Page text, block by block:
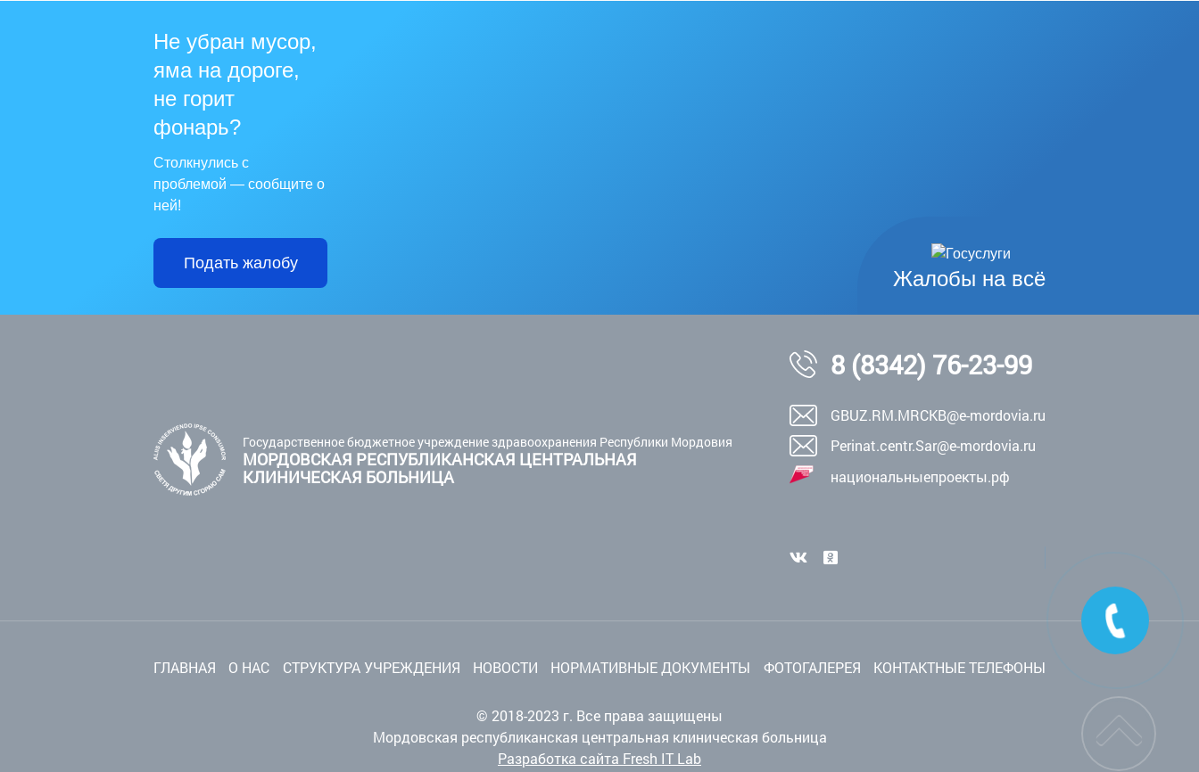
Жалобы на всё
Не убран мусор,
яма на дороге,
не горит
фонарь?
Столкнулись с
проблемой — сообщите о
ней!
Подать жалобу
Государственное бюджетное учреждение здравоохранения Республики Мордовия
МОРДОВСКАЯ РЕСПУБЛИКАНСКАЯ ЦЕНТРАЛЬНАЯ
КЛИНИЧЕСКАЯ БОЛЬНИЦА
8 (8342) 76-23-99
GBUZ.RM.MRCKB@e-mordovia.ru
Perinat.centr.Sar@e-mordovia.ru
национальныепроекты.рф
ГЛАВНАЯ О НАС СТРУКТУРА УЧРЕЖДЕНИЯ НОВОСТИ НОРМАТИВНЫЕ ДОКУМЕНТЫ ФОТОГАЛЕРЕЯ КОНТАКТНЫЕ ТЕЛЕФОНЫ
© 2018-2023 г. Все права защищены
Мордовская республиканская центральная клиническая больница
Разработка сайта Fresh IT Lab